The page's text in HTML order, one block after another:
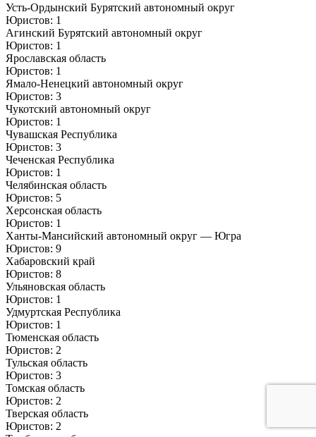
Усть-Ордынский Бурятский автономный округ
Юристов: 1
Агинский Бурятский автономный округ
Юристов: 1
Ярославская область
Юристов: 1
Ямало-Ненецкий автономный округ
Юристов: 3
Чукотский автономный округ
Юристов: 1
Чувашская Республика
Юристов: 3
Чеченская Республика
Юристов: 1
Челябинская область
Юристов: 5
Херсонская область
Юристов: 1
Ханты-Мансийский автономный округ — Югра
Юристов: 9
Хабаровский край
Юристов: 8
Ульяновская область
Юристов: 1
Удмуртская Республика
Юристов: 1
Тюменская область
Юристов: 2
Тульская область
Юристов: 3
Томская область
Юристов: 2
Тверская область
Юристов: 2